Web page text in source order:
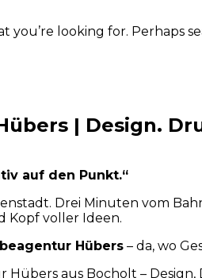
you’re looking for. Perhaps
| Design.
auf den Punkt.“
Drei Minuten vom
Kopf voller Ideen.
Hübers – da, wo